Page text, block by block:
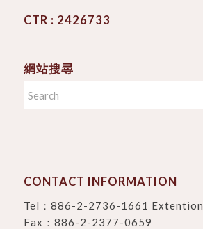
CTR : 2426733
網站搜尋
CONTACT INFORMATION
Tel： 886-2-2736-1661 Extention
Fax：886-2-2377-0659